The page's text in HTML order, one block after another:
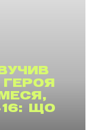
16: ЩО